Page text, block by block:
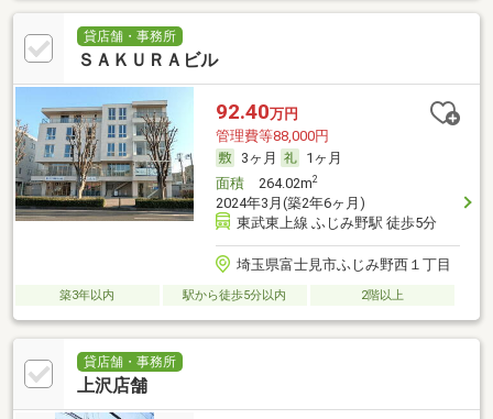
貸店舗・事務所
ＳＡＫＵＲＡビル
92.40万円
管理費等88,000円
3ヶ月
1ヶ月
面積264.02m2
2024年3月(築2年6ヶ月)
東武東上線 ふじみ野駅 徒歩5分
埼玉県富士見市ふじみ野西１丁目
築3年以内 駅から徒歩5分以内 2階以上
貸店舗・事務所
上沢店舗